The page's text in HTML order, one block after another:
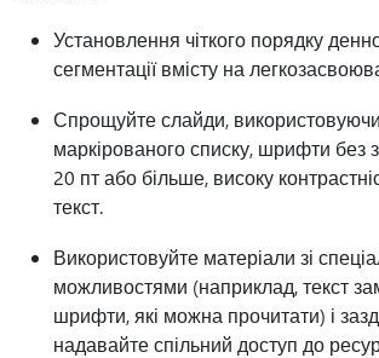
Установлення чіткого порядку
сегментації вмісту на
Спрощуйте слайди,
маркірованого списку, шрифти без
20 пт або більше, високу
текст.
Використовуйте матеріали зі
можливостями (наприклад, текст
шрифти, які можна прочитати) і
надавайте спільний доступ до